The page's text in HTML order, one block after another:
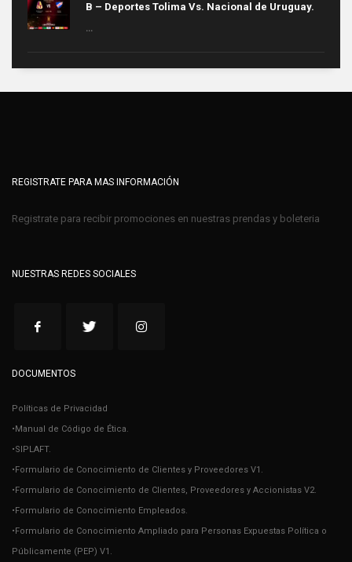
B – Deportes Tolima Vs. Nacional de Uruguay.
...
REGISTRATE PARA MAS INFORMACIÓN
Registrate para recibir promociones en nuestras prendas y boleteria
NUESTRAS REDES SOCIALES
DOCUMENTOS
Políticas de Privacidad
•Manual de Código de Ética.
•SIPLAFT.
•Formulario de Conocimiento de Clientes y Proveedores V1.
•Formulario de Conocimiento de Clientes, Proveedores y Accionistas V2.
•Formulario de Conocimiento Empleados.
•Formulario de Conocimiento Ampliado para Personas Expuestas Política o
Públicamente (PEP) V1.